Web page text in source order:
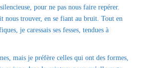
pour ne pas nous faire repérer.
nous trouver, en se fiant au bruit. Tout en
je caressais ses fesses, tendues à
mais je préfère celles qui ont des formes,